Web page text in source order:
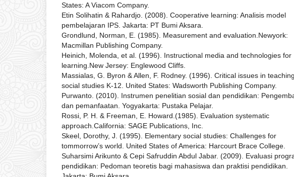
States: A Viacom Company.
Etin Solihatin & Rahardjo. (2008). Cooperative learning: Analisis model
pembelajaran IPS. Jakarta: PT Bumi Aksara.
Grondlund, Norman, E. (1985). Measurement and evaluation.Newyork:
Macmillan Publishing Company.
Heinich, Molenda, et al. (1996). Instructional media and technologies for
learning.New Jersey: Englewood Cliffs.
Massialas, G. Byron & Allen, F. Rodney. (1996). Critical issues in teaching
social studies K-12. United States: Wadsworth Publishing Company.
Purwanto. (2010). Instrumen penelitian sosial dan pendidikan:
dan pemanfaatan. Yogyakarta: Pustaka Pelajar.
Rossi, P. H. & Freeman, E. Howard.(1985). Evaluation systematic
approach.California: SAGE Publications, Inc.
Skeel, Dorothy, J. (1995). Elementary social studies: Challenges for
tommorrow’s world. United States of America: Harcourt Brace College.
Suharsimi Arikunto & Cepi Safruddin Abdul Jabar. (2009). Evaluasi
pendidikan: Pedoman teoretis bagi mahasiswa dan praktisi pendidikan.